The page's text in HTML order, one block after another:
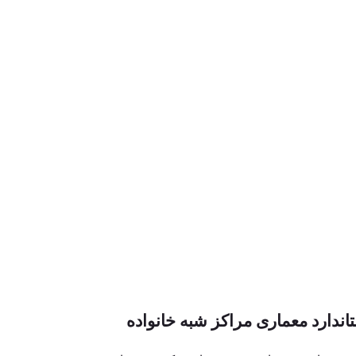
رزین مسئولیت اجتماعی
معماری مراکز شبه خانواده
ویژه سازمان ملل متحد